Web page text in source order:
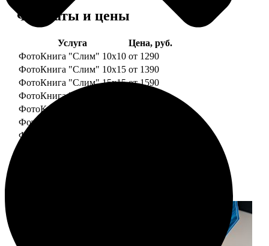
Форматы и цены
Услуга
Цена, руб.
ФотоКнига "Слим" 10x10 от 1290
ФотоКнига "Слим" 10x15 от 1390
ФотоКнига "Слим" 15x15 от 1590
ФотоКнига "Слим" 15x20
ФотоКнига "Слим" 20x20
ФотоКнига "Слим" 20x30
ФотоКнига "Слим" 25x25